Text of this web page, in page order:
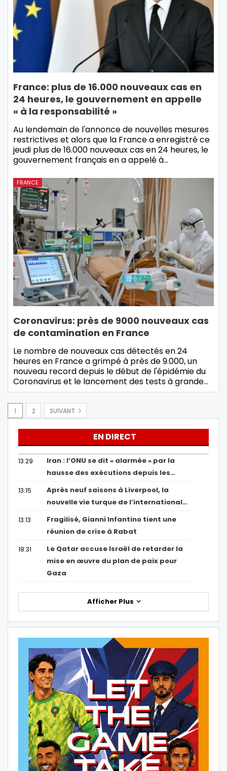
France: plus de 16.000 nouveaux cas en
24 heures, le gouvernement en appelle
« à la responsabilité »
Au lendemain de l'annonce de nouvelles mesures
restrictives et alors que la France a enregistré ce
jeudi plus de 16.000 nouveaux cas en 24 heures, le
gouvernement français en a appelé à…
FRANCE
Coronavirus: près de 9000 nouveaux cas
de contamination en France
Le nombre de nouveaux cas détectés en 24
heures en France a grimpé à près de 9.000, un
nouveau record depuis le début de l'épidémie du
Coronavirus et le lancement des tests à grande…
1 2 SUIVANT
EN DIRECT
13:29
Iran : l’ONU se dit « alarmée » par la
hausse des exécutions depuis les…
13:15
Après neuf saisons à Liverpool, la
nouvelle vie turque de l’international…
13:13
Fragilisé, Gianni Infantino tient une
réunion de crise à Rabat
18:31
Le Qatar accuse Israël de retarder la
mise en œuvre du plan de paix pour
Gaza
Afficher Plus